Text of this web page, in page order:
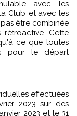
avec les
Club et avec les
être combinée
rétroactive. Cette
ce que toutes
pour le départ
2023 sur des
2023 et le 31